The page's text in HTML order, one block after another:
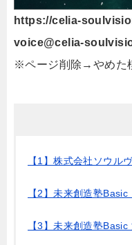
https://celia-
voice@celia-
※ページ削除→やめた
【1】株式会社ソウル
【2】未来創造塾Basic
【3】未来創造塾